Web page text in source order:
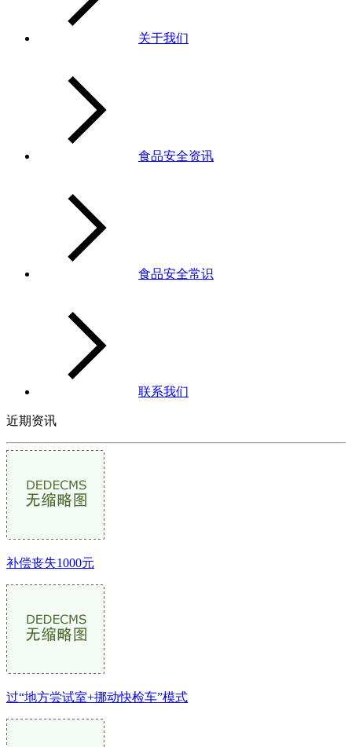
关于我们
食品安全资讯
食品安全常识
联系我们
近期资讯
补偿丧失1000元
过“地方尝试室+挪动快检车”模式